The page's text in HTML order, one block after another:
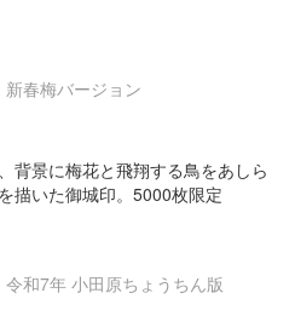
新春梅バージョン
背景に梅花と飛翔する鳥をあしら
描いた御城印。5000枚限定
令和7年 小田原ちょうちん版